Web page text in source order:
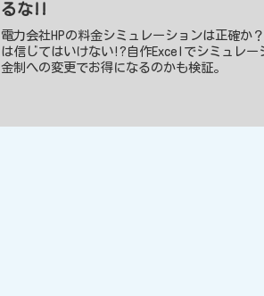
るな!!
電力会社HPの料金シミュレーションは正確か
は信じてはいけない!?自作Excelでシミュレー
金制への変更でお得になるのかも検証。